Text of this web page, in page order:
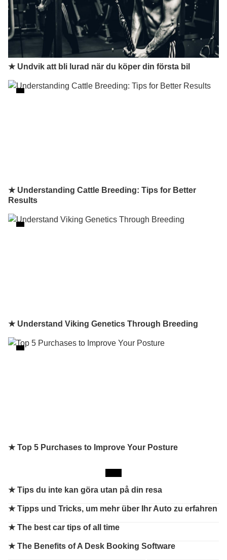
★ Undvik att bli lurad när du köper din första bil
★ Understanding Cattle Breeding: Tips for Better
Results
★ Understand Viking Genetics Through Breeding
★ Top 5 Purchases to Improve Your Posture
★Tips du inte kan göra utan på din resa
★Tipps und Tricks, um mehr über Ihr Auto zu erfahren
★The best car tips of all time
★The Benefits of A Desk Booking Software